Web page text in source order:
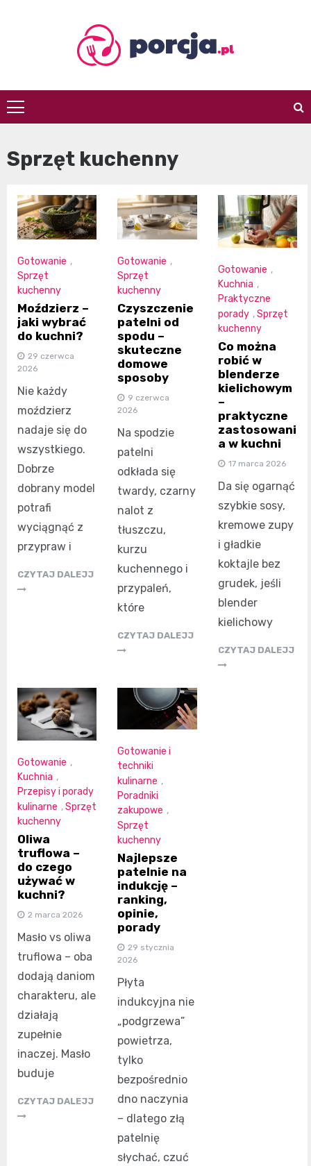
porcja.pl
Sprzęt kuchenny
Gotowanie ,
Sprzęt
kuchenny
Moździerz –
jaki wybrać
do kuchni?
29 czerwca
2026
Nie każdy
moździerz
nadaje się do
wszystkiego.
Dobrze
dobrany model
potrafi
wyciągnąć z
przypraw i
CZYTAJ DALEJJ
Gotowanie ,
Sprzęt
kuchenny
Czyszczenie
patelni od
spodu –
skuteczne
domowe
sposoby
9 czerwca
2026
Na spodzie
patelni
odkłada się
twardy, czarny
nalot z
tłuszczu,
kurzu
kuchennego i
przypaleń,
które
CZYTAJ DALEJJ
Gotowanie ,
Kuchnia ,
Praktyczne
porady ,Sprzęt
kuchenny
Co można
robić w
blenderze
kielichowym
–
praktyczne
zastosowani
a w kuchni
17 marca 2026
Da się ogarnąć
szybkie sosy,
kremowe zupy
i gładkie
koktajle bez
grudek, jeśli
blender
kielichowy
CZYTAJ DALEJJ
Gotowanie ,
Kuchnia ,
Przepisy i porady
kulinarne ,Sprzęt
kuchenny
Oliwa
truflowa –
do czego
używać w
kuchni?
2 marca 2026
Masło vs oliwa
truflowa – oba
dodają daniom
charakteru, ale
działają
zupełnie
inaczej. Masło
buduje
CZYTAJ DALEJJ
Gotowanie i
techniki
kulinarne ,
Poradniki
zakupowe ,
Sprzęt
kuchenny
Najlepsze
patelnie na
indukcję –
ranking,
opinie,
porady
29 stycznia
2026
Płyta
indukcyjna nie
„podgrzewa”
powietrza,
tylko
bezpośrednio
dno naczynia
– dlatego złą
patelnię
słychać, czuć